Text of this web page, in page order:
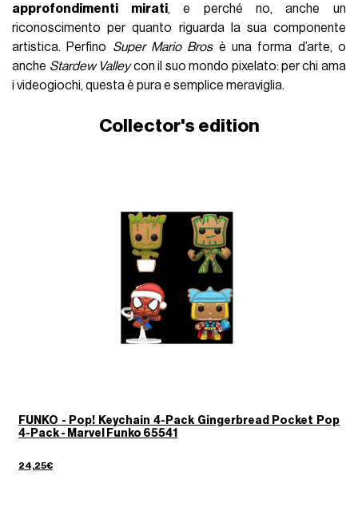
approfondimenti mirati, e perché no, anche un
riconoscimento per quanto riguarda la sua componente
artistica. Perfino Super Mario Brosè una forma d’arte, o
anche Stardew Valleycon il suo mondo pixelato: per chi ama
i videogiochi, questa è pura e semplice meraviglia.
Collector's edition
FUNKO - Pop! Keychain 4-Pack Gingerbread Pocket Pop
4-Pack - Marvel Funko 65541
24,25€